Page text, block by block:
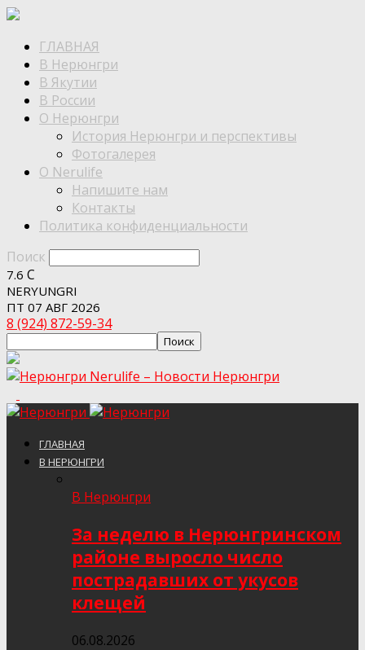
ГЛАВНАЯ
В Нерюнгри
В Якутии
В России
О Нерюнгри
История Нерюнгри и перспективы
Фотогалерея
О Nerulife
Напишите нам
Контакты
Политика конфиденциальности
Поиск
7.6 C
NERYUNGRI
ПТ 07 АВГ 2026
8 (924) 872-59-34
Nerulife – Новости Нерюнгри
ГЛАВНАЯ
В НЕРЮНГРИ
В Нерюнгри
За неделю в Нерюнгринском
районе выросло число
пострадавших от укусов
клещей
06.08.2026